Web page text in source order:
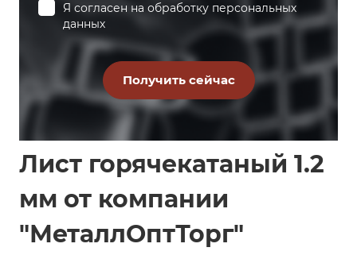
Я согласен на обработку персональных
данных
Лист горячекатаный 1.2
мм от компании
"МеталлОптТорг"